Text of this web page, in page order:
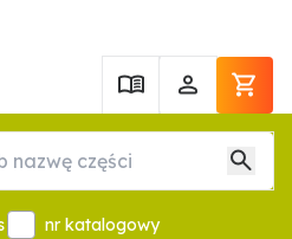
nr katalogowy